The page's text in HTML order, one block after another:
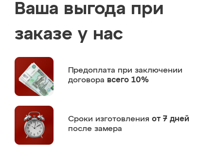
Ваша выгода при
заказе у нас
Предоплата при заключении
договора всего 10%
Сроки изготовления от 7 дней
после замера